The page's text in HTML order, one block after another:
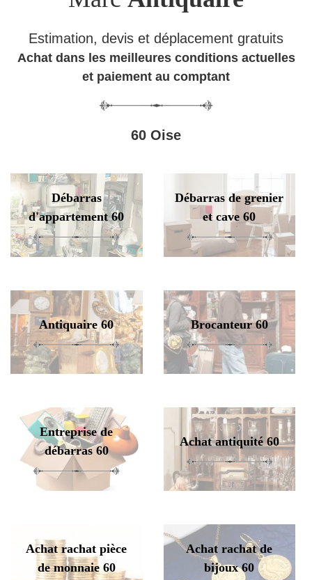
Estimation, devis et déplacement gratuits
Achat dans les meilleures conditions actuelles
et paiement au comptant
60 Oise
Débarras
d'appartement 60
Débarras de grenier
et cave 60
Antiquaire 60 Brocanteur 60
Entreprise de
débarras 60
Achat antiquité 60
Achat rachat pièce
de monnaie 60
Achat rachat de
bijoux 60